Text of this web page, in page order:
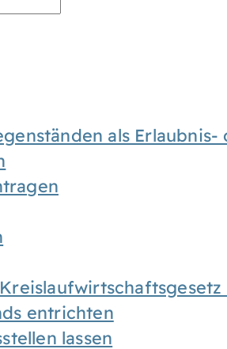
als Erlaubnis-
entrichten
lassen